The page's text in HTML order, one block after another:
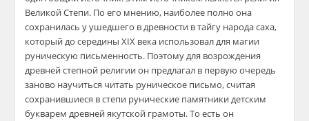
Великой Степи. По его мнению, наиболее полно она
сохранилась у ушедшего в древности в тайгу народа саха,
который до середины XIX века использовал для магии
руническую письменность. Поэтому для возрождения
древней степной религии он предлагал в первую очередь
заново научиться читать руническое письмо, считая
сохранившиеся в степи рунические памятники детским
букварем древней якутской грамоты. То есть он